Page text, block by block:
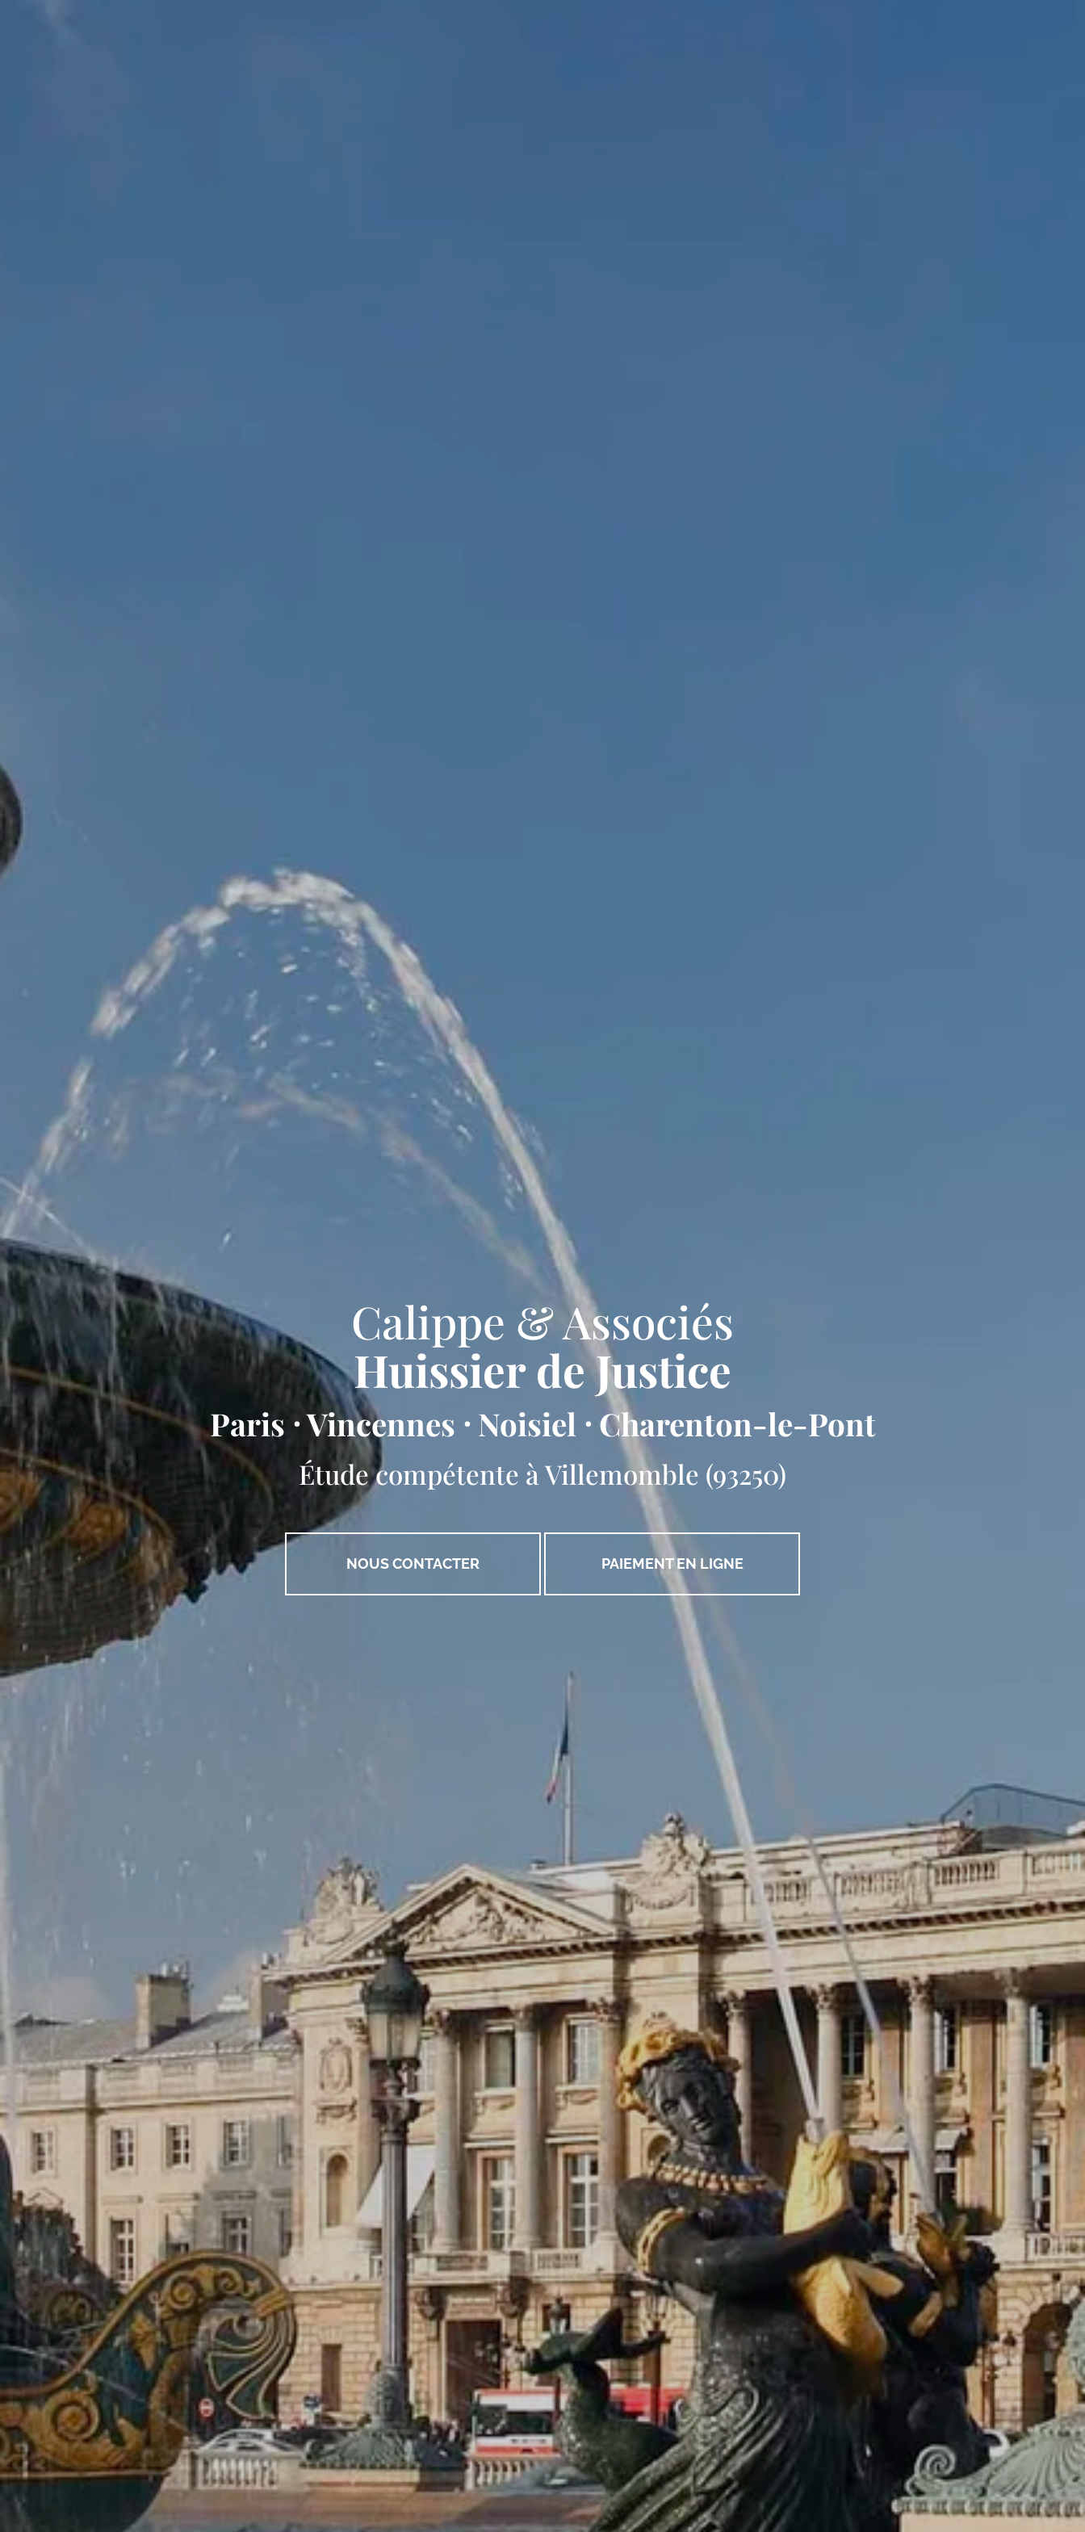
Calippe & Associés
Huissier de Justice
Paris ⸱ Vincennes ⸱ Noisiel ⸱ Charenton-le-Pont
Étude compétente à Villemomble (93250)
NOUS CONTACTER PAIEMENT EN LIGNE